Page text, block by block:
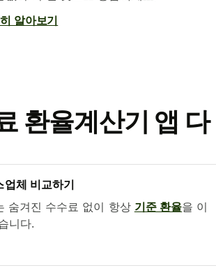
알아보기
환율계산기 앱 다
업체 비교하기
숨겨진 수수료 없이 항상 기준 환율을 이
니다.